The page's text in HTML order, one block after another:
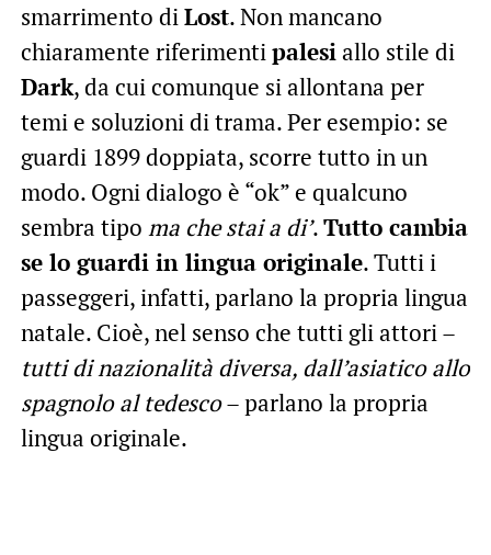
smarrimento diLost. Non mancano
chiaramente riferimentipalesiallo stile di
Dark, da cui comunque si allontana per
temi e soluzioni di trama. Per esempio: se
guardi 1899 doppiata, scorre tutto in un
modo. Ogni dialogo è “ok” e qualcuno
sembra tipo ma che stai a di’.Tutto cambia
se lo guardi in lingua originale. Tutti i
passeggeri, infatti, parlano la propria lingua
natale. Cioè, nel senso che tutti gli attori –
tutti di nazionalità diversa, dall’asiatico allo
spagnolo al tedesco– parlano la propria
lingua originale.